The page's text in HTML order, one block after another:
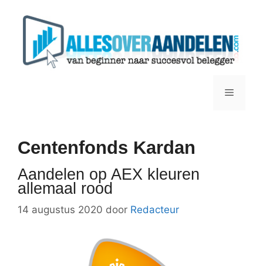
Menu
Centenfonds Kardan
Aandelen op AEX kleuren
allemaal rood
14 augustus 2020 door Redacteur